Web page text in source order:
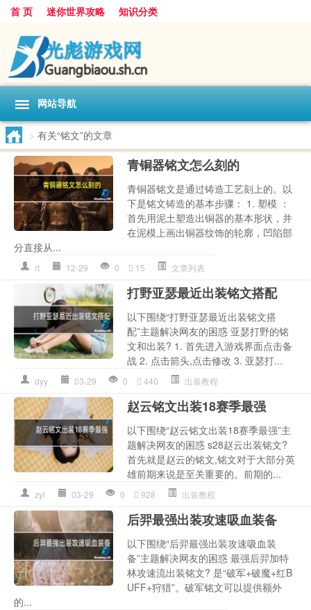
首 页 迷你世界攻略 知识分类
网站导航
> 有关“铭文”的文章
青铜器铭文怎么刻的
青铜器铭文是通过铸造工艺刻上的。以
下是铭文铸造的基本步骤： 1. 塑模 ：
首先用泥土塑造出铜器的基本形状，并
在泥模上画出铜器纹饰的轮廓，凹陷部
分直接从...
rt 12-29 0 15 文章列表
打野亚瑟最近出装铭文搭配
以下围绕“打野亚瑟最近出装铭文搭
配”主题解决网友的困惑 亚瑟打野的铭
文和出装? 1. 首先进入游戏界面点击备
战 2. 点击箭头,点击修改 3. 亚瑟打...
dyy 03-29 0 440 出装教程
赵云铭文出装18赛季最强
以下围绕“赵云铭文出装18赛季最强”主
题解决网友的困惑 s28赵云出装铭文?
首先就是赵云的铭文,铭文对于大部分英
雄前期来说是至关重要的。前期的...
zyl 03-29 0 928 出装教程
后羿最强出装攻速吸血装备
以下围绕“后羿最强出装攻速吸血装
备”主题解决网友的困惑 最强后羿加特
林攻速流出装铭文? 是“破军+破魔+红B
UFF+狩猎”。破军铭文可以提供额外
的...